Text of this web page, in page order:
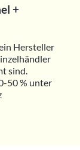
+
Hersteller
sind.
50 % unter